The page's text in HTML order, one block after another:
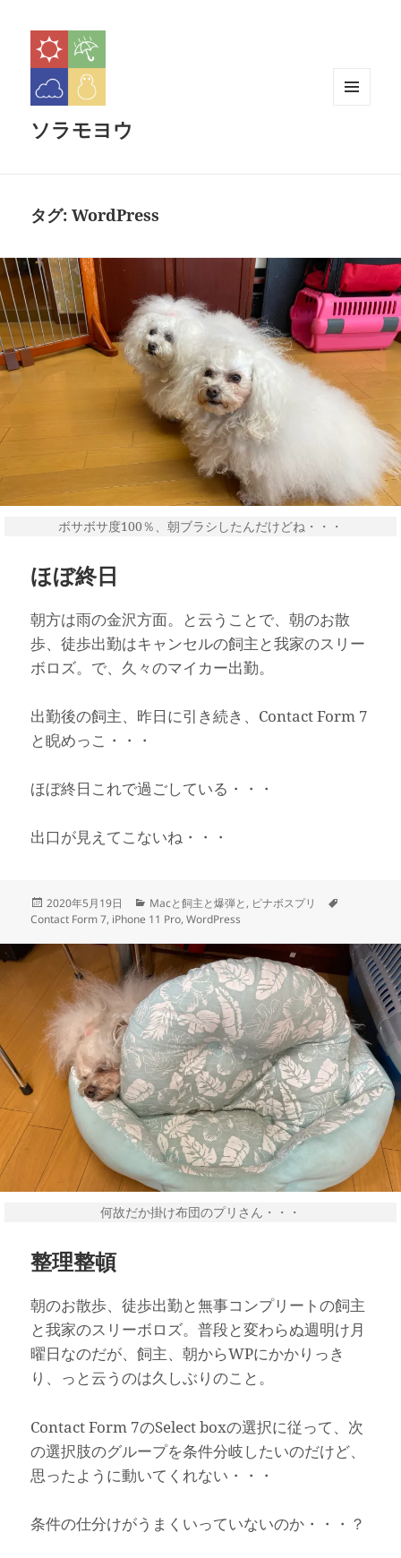
ソラモヨウ
タグ:WordPress
ボサボサ度100％、朝ブラシしたんだけどね・・・
ほぼ終日
朝方は雨の金沢方面。と云うことで、朝のお散
歩、徒歩出勤はキャンセルの飼主と我家のスリー
ボロズ。で、久々のマイカー出勤。
出勤後の飼主、昨日に引き続き、Contact Form 7
と睨めっこ・・・
ほぼ終日これで過ごしている・・・
出口が見えてこないね・・・
投
稿
2020年5月19日
カ
テ
リ
Macと飼主と爆弾と , ピナボスプリ
Contact Form 7, iPhone 11 Pro,WordPress
何故だか掛け布団のプリさん・・・
整理整頓
朝のお散歩、徒歩出勤と無事コンプリートの飼主
と我家のスリーボロズ。普段と変わらぬ週明け月
曜日なのだが、飼主、朝からWPにかかりっき
り、っと云うのは久しぶりのこと。
Contact Form 7のSelect boxの選択に従って、次
の選択肢のグループを条件分岐したいのだけど、
思ったように動いてくれない・・・
条件の仕分けがうまくいっていないのか・・・？